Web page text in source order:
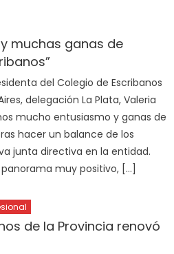
muchas ganas de
del Colegio de Escribanos
delegación La Plata, Valeria
mucho entusiasmo y ganas de
hacer un balance de los
junta directiva en la entidad.
muy positivo, […]
de la Provincia renovó